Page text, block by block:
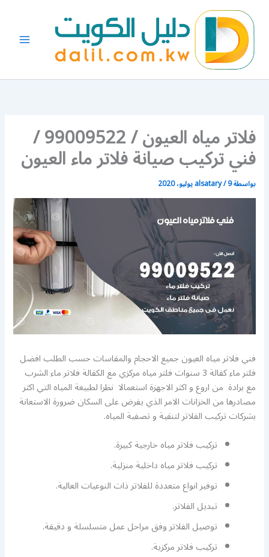
المحتوى
فلاتر مياه العيون / 99009522 /
فني تركيب صيانة فلاتر ماء العيون
بواسطة alsatary/9 يوليو، 2020
فني فلاتر مياه العيون جميع الاحجام والمقاسات حسب الطلب افضل
فلتر ماء كفالة 3 سنوات فلتر مياه مركزي مع الكفالة فلاتر ماء الشرب
مع برادة من اروع و اكثر الاجهزة استعمالا نظرا لطبيعة المياه التي اكثر
مصادرها من الخزانات الامر الذي يفرض على السكان ضرورة الاستعانة
بشركات تركيب الفلاتر لتنقية و تصفية المياه.
تركيب فلاتر مياه خارجية كبيرة.
تركيب فلاتر مياه داخلية منزلية.
توفير انواع متعددة للفلاتر ذات النوعيات العالية.
تبديل الفلاتر.
توصيل الفلاتر وفق مراحل عمل متسلسلة و دقيقة.
تركيب فلاتر مركزية.